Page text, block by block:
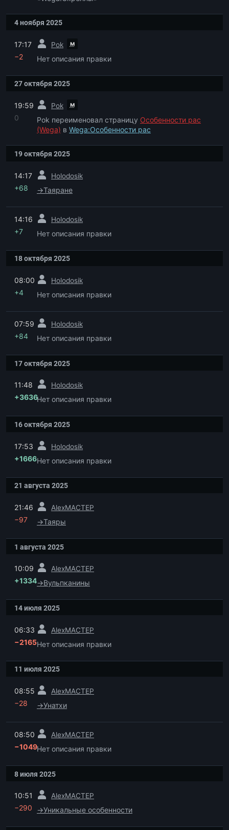
4 ноября 2025
17:17 Pok м
−2 Нет описания правки
27 октября 2025
19:59 Pok м
0 Pok переименовал страницу Особенности рас
(Wega) в Wega:Особенности рас
19 октября 2025
14:17 Holodosik
+68 →Таяране
14:16 Holodosik
+7 Нет описания правки
18 октября 2025
08:00 Holodosik
+4 Нет описания правки
07:59 Holodosik
+84 Нет описания правки
17 октября 2025
11:48 Holodosik
+3636Нет описания правки
16 октября 2025
17:53 Holodosik
+1666Нет описания правки
21 августа 2025
21:46 AlexMACTEP
−97 →Таяры
1 августа 2025
10:09 AlexMACTEP
+1334→Вульпканины
14 июля 2025
06:33 AlexMACTEP
−2165Нет описания правки
11 июля 2025
08:55 AlexMACTEP
−28 →Унатхи
08:50 AlexMACTEP
−1049Нет описания правки
8 июля 2025
10:51 AlexMACTEP
−290 →Уникальные особенности